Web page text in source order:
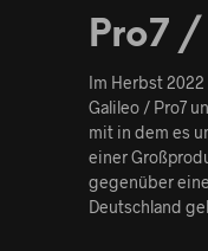
Pro7
Im Herbst
Galileo / Pro7
mit in dem es
einer
gegenüber
Deutschland